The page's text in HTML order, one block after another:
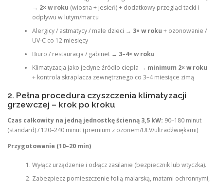
→ 2× w roku (wiosna + jesień) + dodatkowy przegląd tacki i
odpływu w lutym/marcu
Alergicy / astmatycy / małe dzieci → 3× w roku + ozonowanie /
UV-C co 12 miesięcy
Biuro / restauracja / gabinet → 3–4× w roku
Klimatyzacja jako jedyne źródło ciepła → minimum 2× w roku
+ kontrola skraplacza zewnętrznego co 3–4 miesiące zimą
2. Pełna procedura czyszczenia klimatyzacji
grzewczej – krok po kroku
Czas całkowity na jedną jednostkę ścienną 3,5 kW: 90–180 minut
(standard) / 120–240 minut (premium z ozonem/ULV/ultradźwiękami)
Przygotowanie (10–20 min)
Wyłącz urządzenie i odłącz zasilanie (bezpiecznik lub wtyczka).
Zabezpiecz pomieszczenie folią malarską, matami ochronnymi,